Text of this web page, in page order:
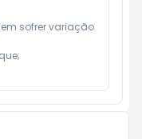
sofrer variação